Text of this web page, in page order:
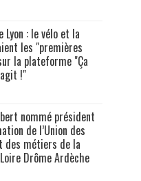
Lyon : le vélo et la
les "premières
la plateforme "Ça
!"
nommé président
de l’Union des
des métiers de la
Drôme Ardèche